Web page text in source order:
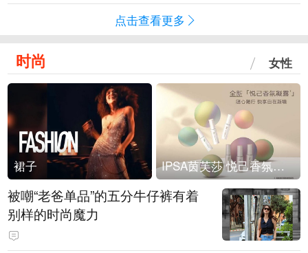
点击查看更多
时尚 女性
裙子 IPSA茵芙莎 悦己香氛凝露上市
被嘲“老爸单品”的五分牛仔裤有着
别样的时尚魔力